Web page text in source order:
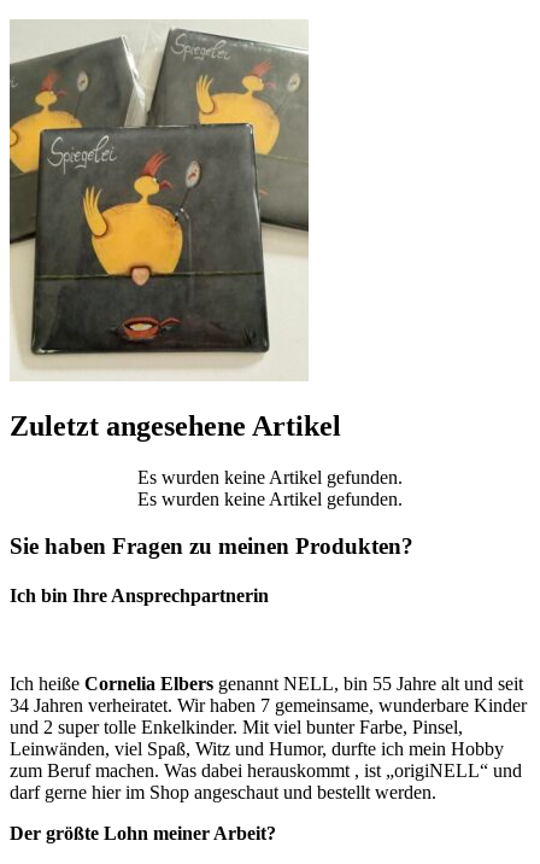
Zuletzt angesehene Artikel
Es wurden keine Artikel gefunden.
Es wurden keine Artikel gefunden.
Sie haben Fragen zu meinen Produkten?
Ich bin Ihre Ansprechpartnerin
Ich heiße Cornelia Elbers genannt NELL, bin 55 Jahre alt und seit
34 Jahren verheiratet. Wir haben 7 gemeinsame, wunderbare Kinder
und 2 super tolle Enkelkinder. Mit viel bunter Farbe, Pinsel,
Leinwänden, viel Spaß, Witz und Humor, durfte ich mein Hobby
zum Beruf machen. Was dabei herauskommt , ist „origiNELL“ und
darf gerne hier im Shop angeschaut und bestellt werden.
Der größte Lohn meiner Arbeit?